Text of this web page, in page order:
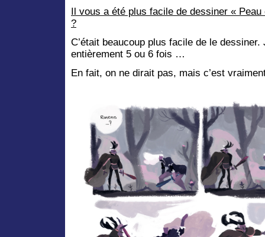
Il vous a été plus facile de dessiner « Peau
?
C’était beaucoup plus facile de le dessiner.
entièrement 5 ou 6 fois …
En fait, on ne dirait pas, mais c’est